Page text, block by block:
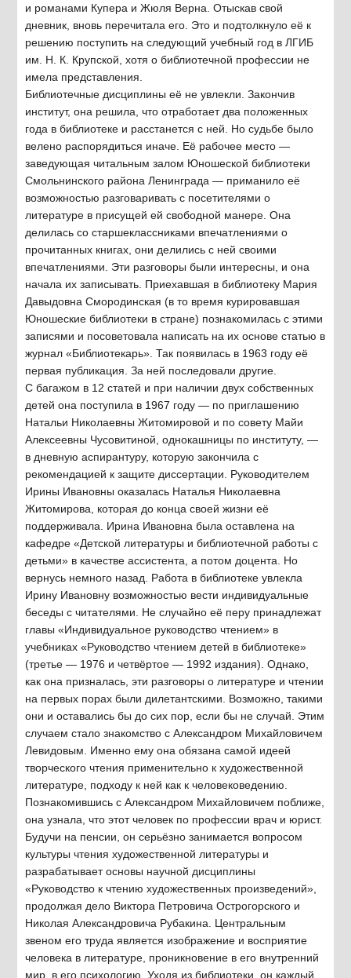
и романами Купера и Жюля Верна. Отыскав свой
дневник, вновь перечитала его. Это и подтолкнуло её к
решению поступить на следующий учебный год в ЛГИБ
им. Н. К. Крупской, хотя о библиотечной профессии не
имела представления.
Библиотечные дисциплины её не увлекли. Закончив
институт, она решила, что отработает два положенных
года в библиотеке и расстанется с ней. Но судьбе было
велено распорядиться иначе. Её рабочее место —
заведующая читальным залом Юношеской библиотеки
Смольнинского района Ленинграда — приманило её
возможностью разговаривать с посетителями о
литературе в присущей ей свободной манере. Она
делилась со старшеклассниками впечатлениями о
прочитанных книгах, они делились с ней своими
впечатлениями. Эти разговоры были интересны, и она
начала их записывать. Приехавшая в библиотеку Мария
Давыдовна Смородинская (в то время курировавшая
Юношеские библиотеки в стране) познакомилась с этими
записями и посоветовала написать на их основе статью в
журнал «Библиотекарь». Так появилась в 1963 году её
первая публикация. За ней последовали другие.
С багажом в 12 статей и при наличии двух собственных
детей она поступила в 1967 году — по приглашению
Натальи Николаевны Житомировой и по совету Майи
Алексеевны Чусовитиной, однокашницы по институту, —
в дневную аспирантуру, которую закончила с
рекомендацией к защите диссертации. Руководителем
Ирины Ивановны оказалась Наталья Николаевна
Житомирова, которая до конца своей жизни её
поддерживала. Ирина Ивановна была оставлена на
кафедре «Детской литературы и библиотечной работы с
детьми» в качестве ассистента, а потом доцента. Но
вернусь немного назад. Работа в библиотеке увлекла
Ирину Ивановну возможностью вести индивидуальные
беседы с читателями. Не случайно её перу принадлежат
главы «Индивидуальное руководство чтением» в
учебниках «Руководство чтением детей в библиотеке»
(третье — 1976 и четвёртое — 1992 издания). Однако,
как она призналась, эти разговоры о литературе и чтении
на первых порах были дилетантскими. Возможно, такими
они и оставались бы до сих пор, если бы не случай. Этим
случаем стало знакомство с Александром Михайловичем
Левидовым. Именно ему она обязана самой идеей
творческого чтения применительно к художественной
литературе, подходу к ней как к человековедению.
Познакомившись с Александром Михайловичем поближе,
она узнала, что этот человек по профессии врач и юрист.
Будучи на пенсии, он серьёзно занимается вопросом
культуры чтения художественной литературы и
разрабатывает основы научной дисциплины
«Руководство к чтению художественных произведений»,
продолжая дело Виктора Петровича Острогорского и
Николая Александровича Рубакина. Центральным
звеном его труда является изображение и восприятие
человека в литературе, проникновение в его внутренний
мир, в его психологию. Уходя из библиотеки, он каждый